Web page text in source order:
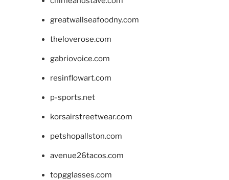
greatwallseafoodny.com
theloverose.com
gabriovoice.com
resinflowart.com
p-sports.net
korsairstreetwear.com
petshopallston.com
avenue26tacos.com
topgglasses.com